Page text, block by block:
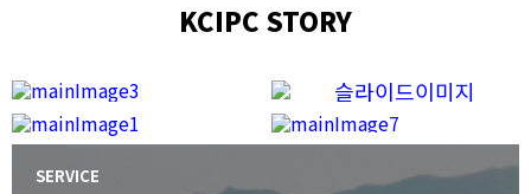
KCIPC STORY
INTRODUCE
사람과 자연을
먼저 생각하는 기업
PEOPLE
이승호
VISION
WEBUILD
INSIDE
SERVICE